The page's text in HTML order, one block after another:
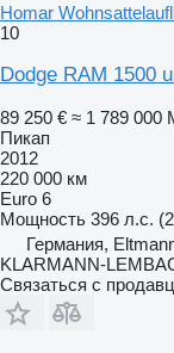
Homar
10
Dodge RAM 1500
89 250 € ≈ 1 789 000
Пикап
2012
220 000 км
Euro 6
Мощность 396 л.с.
Германия,
KLARMANN-
Связаться с